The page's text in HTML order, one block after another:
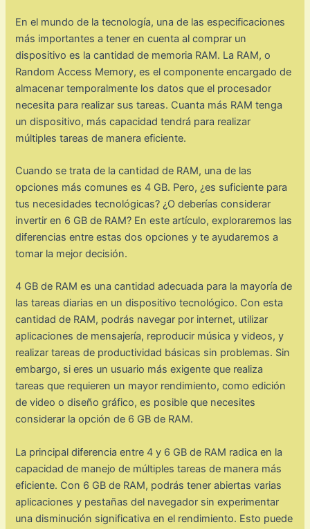
En el mundo de la tecnología, una de las especificaciones
más importantes a tener en cuenta al comprar un
dispositivo es la cantidad de memoria RAM. La RAM, o
Random Access Memory, es el componente encargado de
almacenar temporalmente los datos que el procesador
necesita para realizar sus tareas. Cuanta más RAM tenga
un dispositivo, más capacidad tendrá para realizar
múltiples tareas de manera eficiente.
Cuando se trata de la cantidad de RAM, una de las
opciones más comunes es 4 GB. Pero, ¿es suficiente para
tus necesidades tecnológicas? ¿O deberías considerar
invertir en 6 GB de RAM? En este artículo, exploraremos las
diferencias entre estas dos opciones y te ayudaremos a
tomar la mejor decisión.
4 GB de RAM es una cantidad adecuada para la mayoría de
las tareas diarias en un dispositivo tecnológico. Con esta
cantidad de RAM, podrás navegar por internet, utilizar
aplicaciones de mensajería, reproducir música y videos, y
realizar tareas de productividad básicas sin problemas. Sin
embargo, si eres un usuario más exigente que realiza
tareas que requieren un mayor rendimiento, como edición
de video o diseño gráfico, es posible que necesites
considerar la opción de 6 GB de RAM.
La principal diferencia entre 4 y 6 GB de RAM radica en la
capacidad de manejo de múltiples tareas de manera más
eficiente. Con 6 GB de RAM, podrás tener abiertas varias
aplicaciones y pestañas del navegador sin experimentar
una disminución significativa en el rendimiento. Esto puede